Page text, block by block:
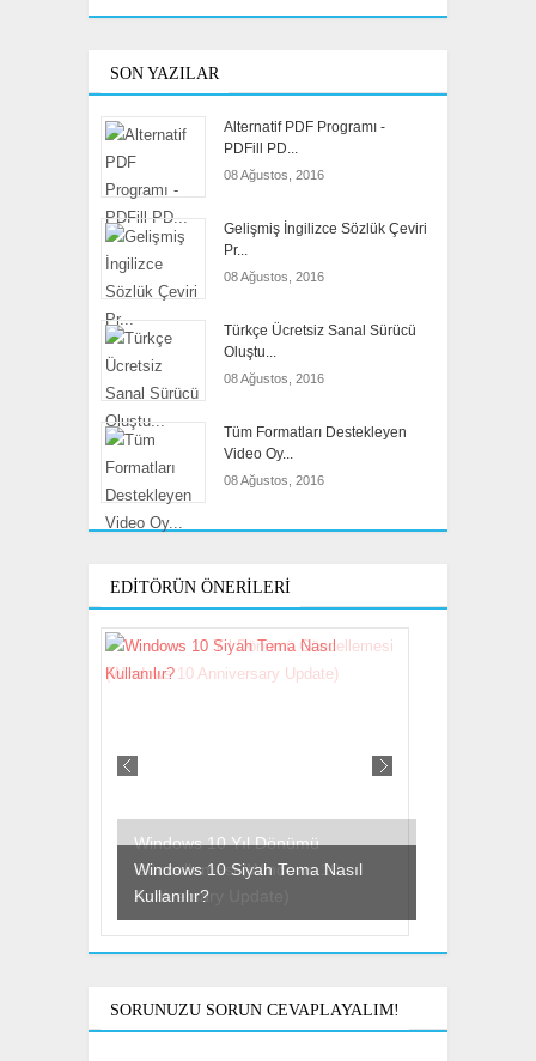
SON YAZILAR
Alternatif PDF Programı -
PDFill PD...
08 Ağustos, 2016
Gelişmiş İngilizce Sözlük Çeviri
Pr...
08 Ağustos, 2016
Türkçe Ücretsiz Sanal Sürücü
Oluştu...
08 Ağustos, 2016
Tüm Formatları Destekleyen
Video Oy...
08 Ağustos, 2016
EDITÖRÜN ÖNERILERI
Windows 10 Siyah Tema Nasıl
Kullanılır?
SORUNUZU SORUN CEVAPLAYALIM!